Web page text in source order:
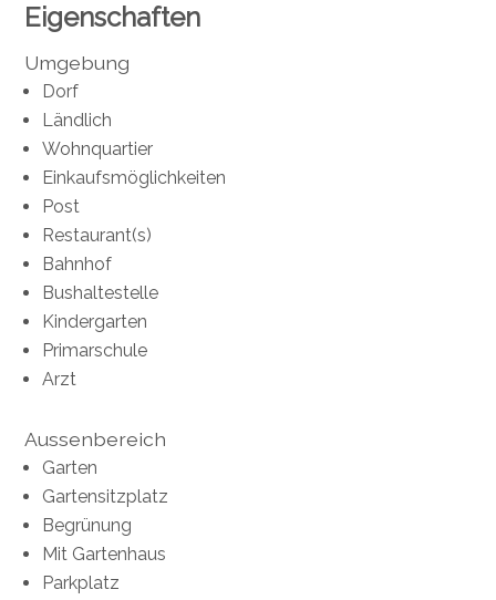
Eigenschaften
Umgebung
Dorf
Ländlich
Wohnquartier
Einkaufsmöglichkeiten
Post
Restaurant(s)
Bahnhof
Bushaltestelle
Kindergarten
Primarschule
Arzt
Aussenbereich
Garten
Gartensitzplatz
Begrünung
Mit Gartenhaus
Parkplatz